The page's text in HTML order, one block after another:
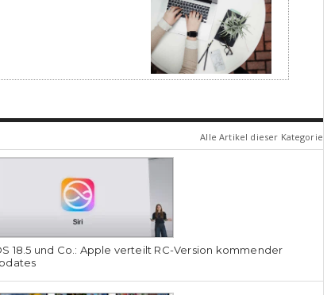
Alle Artikel dieser Kategorie
18.5 und Co.: Apple verteilt RC-Version kommender